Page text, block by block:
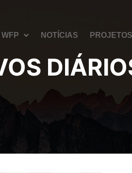
NOTÍCIAS PROJETOS